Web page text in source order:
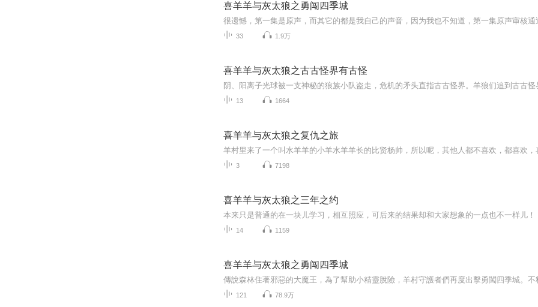
喜羊羊与灰太狼之勇闯四季城
33 1.9万
喜羊羊与灰太狼之古古怪界有古怪
13 1664
喜羊羊与灰太狼之复仇之旅
3 7198
喜羊羊与灰太狼之三年之约
本来只是普通的在一块儿学习，相互照应，可后来的结果却和大家想象的一点也不一样儿！
14 1159
喜羊羊与灰太狼之勇闯四季城
121 78.9万